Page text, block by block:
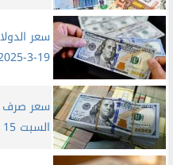
سعر
19-3-2025
سعر صرف
السبت 15 مارس 2025